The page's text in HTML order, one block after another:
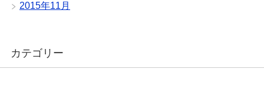
2015年11月
カテゴリー